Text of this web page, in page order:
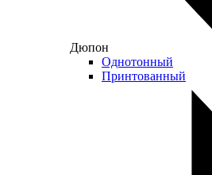
Дюпон
Однотонный
Принтованный